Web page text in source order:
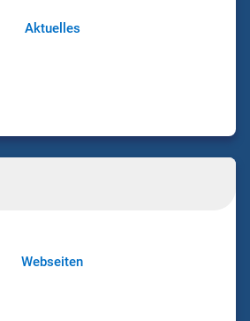
Aktuelles
Webseiten